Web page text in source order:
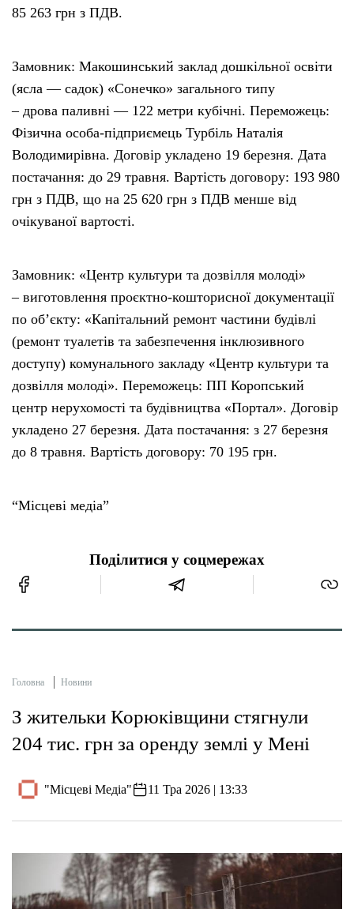
85 263 грн з ПДВ.
Замовник: Макошинський заклад дошкільної освіти
(ясла — садок) «Сонечко» загального типу
– дрова паливні — 122 метри кубічні. Переможець:
Фізична особа-підприємець Турбіль Наталія
Володимирівна. Договір укладено 19 березня. Дата
постачання: до 29 травня. Вартість договору: 193 980
грн з ПДВ, що на 25 620 грн з ПДВ менше від
очікуваної вартості.
Замовник: «Центр культури та дозвілля молоді»
– виготовлення проєктно-кошторисної документації
по об’єкту: «Капітальний ремонт частини будівлі
(ремонт туалетів та забезпечення інклюзивного
доступу) комунального закладу «Центр культури та
дозвілля молоді». Переможець: ПП Коропський
центр нерухомості та будівництва «Портал». Договір
укладено 27 березня. Дата постачання: з 27 березня
до 8 травня. Вартість договору: 70 195 грн.
“Місцеві медіа”
Поділитися у соцмережах
Головна Новини
З жительки Корюківщини стягнули
204 тис. грн за оренду землі у Мені
"Місцеві Медіа" 11 Тра 2026 | 13:33